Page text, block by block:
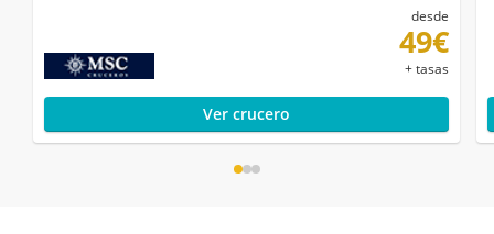
desde
49€
+ tasas
Ver crucero